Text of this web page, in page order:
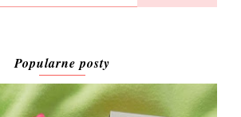
Popularne posty